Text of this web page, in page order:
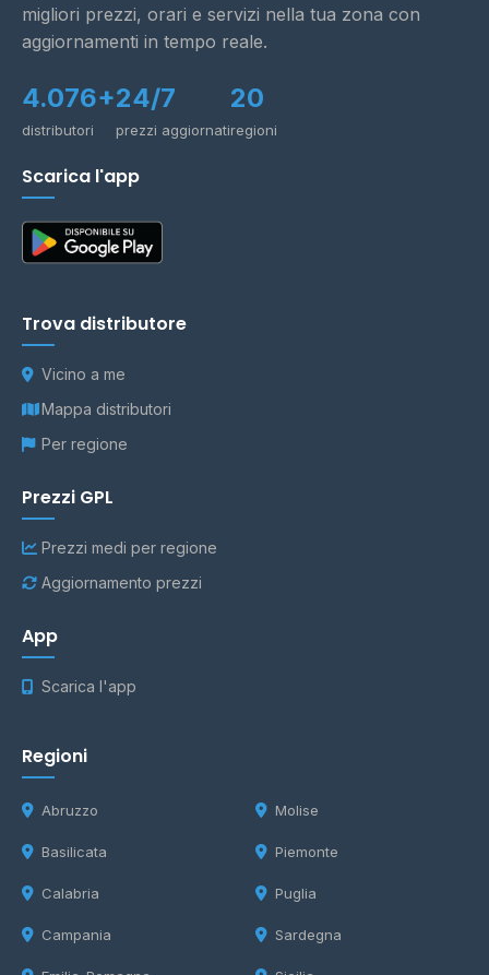
migliori prezzi, orari e servizi nella tua zona con
aggiornamenti in tempo reale.
4.076+
distributori
24/7
prezzi aggiornati
20
regioni
Scarica l'app
Trova distributore
Vicino a me
Mappa distributori
Per regione
Prezzi GPL
Prezzi medi per regione
Aggiornamento prezzi
App
Scarica l'app
Regioni
Abruzzo
Basilicata
Calabria
Campania
Molise
Piemonte
Puglia
Sardegna